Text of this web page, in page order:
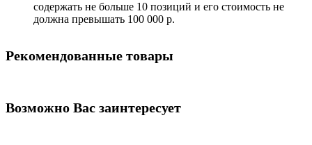
содержать не больше 10 позиций и его стоимость не
должна превышать 100 000 р.
Рекомендованные товары
Возможно Вас заинтересует